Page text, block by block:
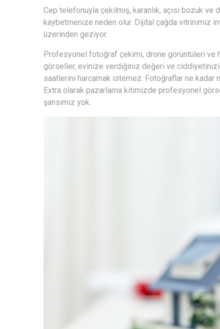
Cep telefonuyla çekilmiş, karanlık, açısı bozuk ve
kaybetmenize neden olur. Dijital çağda vitrinimiz
üzerinden geziyor.
Profesyonel fotoğraf çekimi, drone görüntüleri ve
görseller, evinize verdiğiniz değeri ve
saatlerini harcamak istemez. Fotoğraflar ne kadar
Extra olarak pazarlama kitimizde profesyonel
şansımız yok.